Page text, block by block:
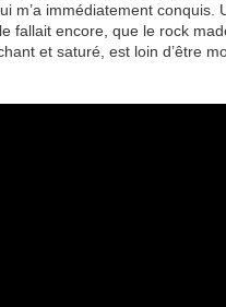
m’a immédiatement conquis.
fallait encore, que le rock
et saturé, est loin d’être